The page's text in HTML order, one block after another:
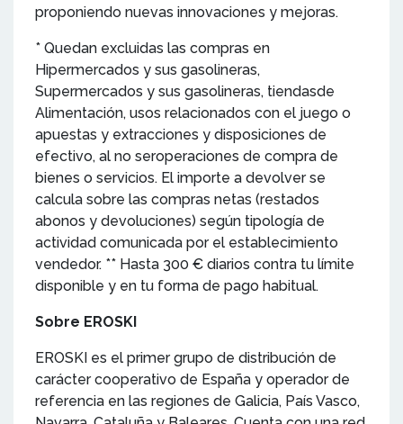
proponiendo nuevas innovaciones y mejoras.
* Quedan excluidas las compras en
Hipermercados y sus gasolineras,
Supermercados y sus gasolineras, tiendasde
Alimentación, usos relacionados con el juego o
apuestas y extracciones y disposiciones de
efectivo, al no seroperaciones de compra de
bienes o servicios. El importe a devolver se
calcula sobre las compras netas (restados
abonos y devoluciones) según tipología de
actividad comunicada por el establecimiento
vendedor. ** Hasta 300 € diarios contra tu límite
disponible y en tu forma de pago habitual.
Sobre EROSKI
EROSKI es el primer grupo de distribución de
carácter cooperativo de España y operador de
referencia en las regiones de Galicia, País Vasco,